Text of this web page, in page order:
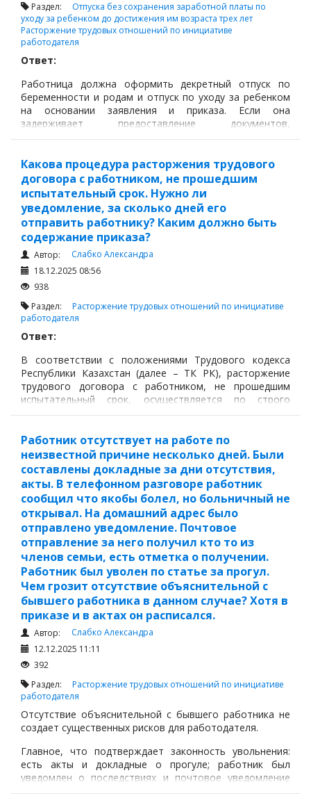
Раздел: Отпуска без сохранения заработной платы по
уходу за ребенком до достижения им возраста трех лет
Расторжение трудовых отношений по инициативе
работодателя
Ответ:
Работница должна оформить декретный отпуск по
беременности и родам и отпуск по уходу за ребенком
на основании заявления и приказа. Если она
задерживает предоставление документов,
работодатель вправе оформить отпуск на основании
было сделано.
Какова процедура расторжения трудового
договора с работником, не прошедшим
испытательный срок. Нужно ли
уведомление, за сколько дней его
отправить работнику? Каким должно быть
содержание приказа?
Автор:
Слабко Александра
18.12.2025 08:56
938
Раздел: Расторжение трудовых отношений по инициативе
работодателя
Ответ:
В соответствии с положениями Трудового кодекса
Республики Казахстан (далее – ТК РК), расторжение
трудового договора с работником, не прошедшим
испытательный срок, осуществляется по строго
установленной процедуре, обеспечивающей
рисков трудовых споров.
Работник отсутствует на работе по
неизвестной причине несколько дней. Были
составлены докладные за дни отсутствия,
акты. В телефонном разговоре работник
сообщил что якобы болел, но больничный не
открывал. На домашний адрес было
отправлено уведомление. Почтовое
отправление за него получил кто то из
членов семьи, есть отметка о получении.
Работник был уволен по статье за прогул.
Чем грозит отсутствие объяснительной с
бывшего работника в данном случае? Хотя в
приказе и в актах он расписался.
Автор:
Слабко Александра
12.12.2025 11:11
392
Раздел: Расторжение трудовых отношений по инициативе
работодателя
Отсутствие объяснительной с бывшего работника не
создает существенных рисков для работодателя.
Главное, что подтверждает законность увольнения:
есть акты и докладные о прогуле; работник был
уведомлен о последствиях и почтовое уведомление
получено (отметка о вручении есть) и при увольнении